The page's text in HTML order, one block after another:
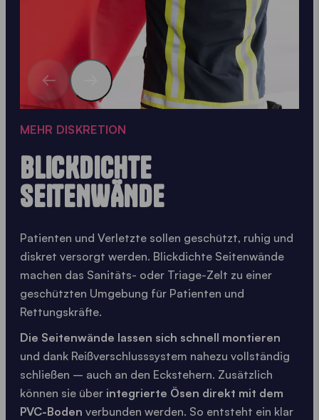
MEHR DISKRETION
BLICKDICHTE
SEITENWÄNDE
Patienten und Verletzte sollen geschützt, ruhig und
diskret versorgt werden. Blickdichte Seitenwände
machen das Sanitäts- oder Triage-Zelt zu einer
geschützten Umgebung für Patienten und
Rettungskräfte.
Die Seitenwände lassen sich schnell montieren
und dank Reißverschlusssystem nahezu vollständig
schließen – auch an den Eckstehern. Zusätzlich
können sie über integrierte Ösen direkt mit dem
PVC-Boden verbunden werden. So entsteht ein klar